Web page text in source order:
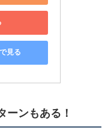
見る
ーンもある！